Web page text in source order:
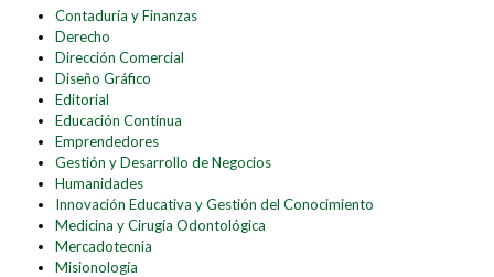
Contaduría y Finanzas
Derecho
Dirección Comercial
Diseño Gráfico
Editorial
Educación Continua
Emprendedores
Gestión y Desarrollo de Negocios
Humanidades
Innovación Educativa y Gestión del Conocimiento
Medicina y Cirugía Odontológica
Mercadotecnia
Misionología